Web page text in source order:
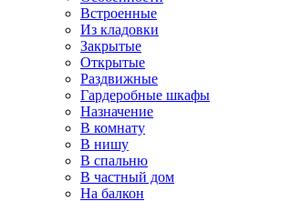
Встроенные
Из кладовки
Закрытые
Открытые
Раздвижные
Гардеробные шкафы
Назначение
В комнату
В нишу
В спальню
В частный дом
На балкон